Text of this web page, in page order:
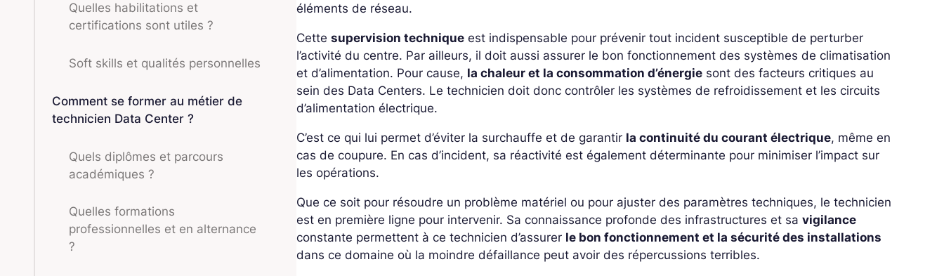
Quelles habilitations et
certifications sont utiles ?
Soft skills et qualités personnelles
Comment se former au métier de
technicien Data Center ?
Quels diplômes et parcours
académiques ?
Quelles formations
professionnelles et en alternance
?
éléments de réseau.
Cettesupervision technique est indispensable pour prévenir tout incident susceptible de perturber
l’activité du centre. Par ailleurs, il doit aussi assurer le bon fonctionnement des systèmes de climatisation
et d’alimentation. Pour cause, la chaleur et la consommation d’énergie sont des facteurs critiques au
sein des Data Centers. Le technicien doit donc contrôler les systèmes de refroidissement et les circuits
d’alimentation électrique.
C’est ce qui lui permet d’éviter la surchauffe et de garantir la continuité du courant électrique, même en
cas de coupure. En cas d’incident, sa réactivité est également déterminante pour minimiser l’impact sur
les opérations.
Que ce soit pour résoudre un problème matériel ou pour ajuster des paramètres techniques, le technicien
est en première ligne pour intervenir. Sa connaissance profonde des infrastructures et savigilance
constante permettent à ce technicien d’assurer le bon fonctionnement et la sécurité des installations
dans ce domaine où la moindre défaillance peut avoir des répercussions terribles.